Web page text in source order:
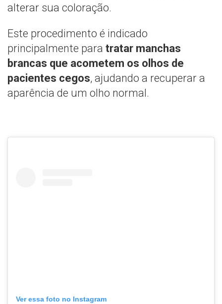
alterar sua coloração.
Este procedimento é indicado
principalmente para tratar manchas
brancas que acometem os olhos de
pacientes cegos, ajudando a recuperar a
aparência de um olho normal.
Ver essa foto no Instagram